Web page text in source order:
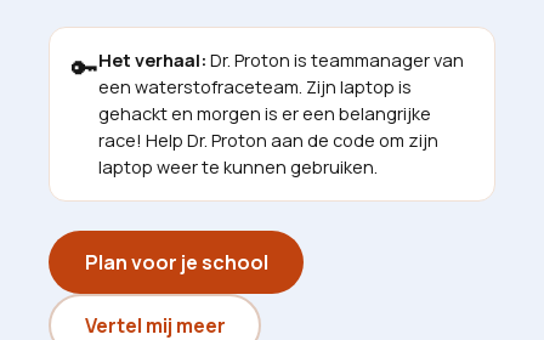
🔑Het verhaal: Dr. Proton is teammanager van
een waterstofraceteam. Zijn laptop is
gehackt en morgen is er een belangrijke
race! Help Dr. Proton aan de code om zijn
laptop weer te kunnen gebruiken.
Plan voor je school
Vertel mij meer